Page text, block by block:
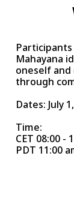
Mahayana
oneself
through
Dates: July
Time:
CET 08:00 -
PDT 11:00